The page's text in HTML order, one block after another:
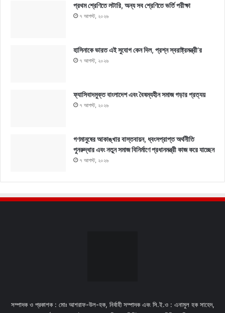
প্রথম শ্রেণিতে লটারি, অন্য সব শ্রেণিতে ভর্তি পরীক্ষা
৭ আগস্ট, ২০২৬
হাসিনাকে ভারত এই সুযোগ কেন দিল, প্রশ্ন স্বরাষ্ট্রমন্ত্রী’র
৭ আগস্ট, ২০২৬
ফ্যাসিবাদমুক্ত বাংলাদেশ এবং বৈষম্যহীন সমাজ গড়ার প্রত্যয়
৭ আগস্ট, ২০২৬
গণমানুষের আকাঙ্খার বাস্তবায়ন, ধ্বংসপ্রাপ্ত অর্থনীতি
পুনরুদ্ধার এবং নতুন সমাজ বিনির্মাণে প্রধানমন্ত্রী কাজ করে যাচ্ছেন
৭ আগস্ট, ২০২৬
সম্পাদক ও প্রকাশক : মোঃ আশরাফ-উল-হক, নির্বাহী সম্পাদক এবং সি.ই.ও : এনামুল হক সাহেদ,